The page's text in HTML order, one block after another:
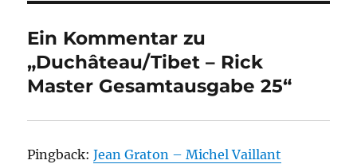
Ein Kommentar zu
„Duchâteau/Tibet – Rick
Master Gesamtausgabe 25“
Pingback:Jean Graton – Michel Vaillant